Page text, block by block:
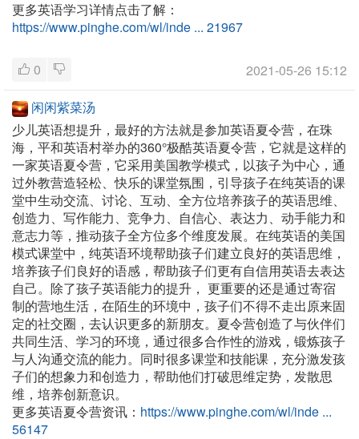
更多英语学习详情点击了解：
https://www.pinghe.com/wl/inde ... 21967
0
2021-05-26 15:12
闲闲紫菜汤
少儿英语想提升，最好的方法就是参加英语夏令营，在珠
海，平和英语村举办的360°极酷英语夏令营，它就是这样的
一家英语夏令营，它采用美国教学模式，以孩子为中心，通
过外教营造轻松、快乐的课堂氛围，引导孩子在纯英语的课
堂中生动交流、讨论、互动、全方位培养孩子的英语思维、
创造力、写作能力、竞争力、自信心、表达力、动手能力和
意志力等，推动孩子全方位多个维度发展。在纯英语的美国
模式课堂中，纯英语环境帮助孩子们建立良好的英语思维，
培养孩子们良好的语感，帮助孩子们更有自信用英语去表达
自己。除了孩子英语能力的提升， 更重要的还是通过寄宿
制的营地生活，在陌生的环境中，孩子们不得不走出原来固
定的社交圈，去认识更多的新朋友。夏令营创造了与伙伴们
共同生活、学习的环境，通过很多合作性的游戏，锻炼孩子
与人沟通交流的能力。同时很多课堂和技能课，充分激发孩
子们的想象力和创造力，帮助他们打破思维定势，发散思
维，培养创新意识。
更多英语夏令营资讯： https://www.pinghe.com/wl/inde ...
56147